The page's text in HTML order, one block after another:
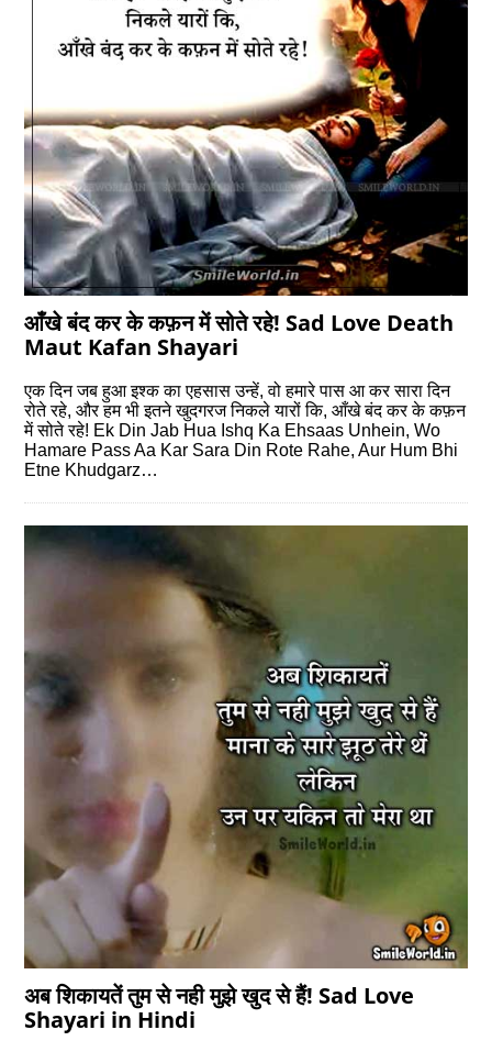
आँखे बंद कर के कफ़न में सोते रहे! Sad Love Death
Maut Kafan Shayari
एक दिन जब हुआ इश्‍क का एहसास उन्‍हें, वो हमारे पास आ कर सारा दिन
रोते रहे, और हम भी इतने खुदगरज निकले यारों कि, आँखे बंद कर के कफ़न
में सोते रहे! Ek Din Jab Hua Ishq Ka Ehsaas Unhein, Wo
Hamare Pass Aa Kar Sara Din Rote Rahe, Aur Hum Bhi
Etne Khudgarz…
अब शिकायतें तुम से नही मुझे खुद से हैं! Sad Love
Shayari in Hindi